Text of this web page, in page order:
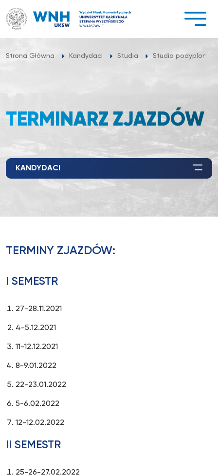
do
treści
Strona Główna Kandydaci Studia Studia
TERMINARZ ZJAZDÓW
KANDYDACI
TERMINY ZJAZDÓW:
I SEMESTR
27-28.11.2021
4-5.12.2021
11-12.12.2021
8-9.01.2022
22-23.01.2022
5-6.02.2022
12-12.02.2022
II SEMESTR
25-26-27.02.2022